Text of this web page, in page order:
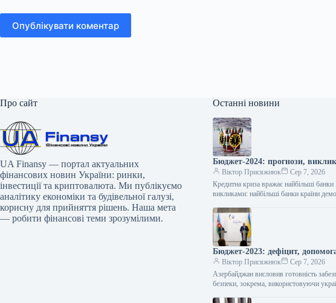
Опублікувати коментар
Про сайт
UA Finansy — портал актуальних
фінансових новин України: ринки,
інвестиції та криптовалюта. Ми публікуємо
аналітику економіки та будівельної галузі,
корисну для прийняття рішень. Наша мета
— робити фінансові теми зрозумілими.
Останні новини
Бюджет-2024: прогнози,
Віктор Присяжнюк
Сер 7, 2026
Кредитна криза вражає найбільші банки
викликами: найбільші банки країни
Бюджет-2023: дефіцит,
Віктор Присяжнюк
Сер 7, 2026
Азербайджан висловив готовність
безпеки, зокрема, використовуючи